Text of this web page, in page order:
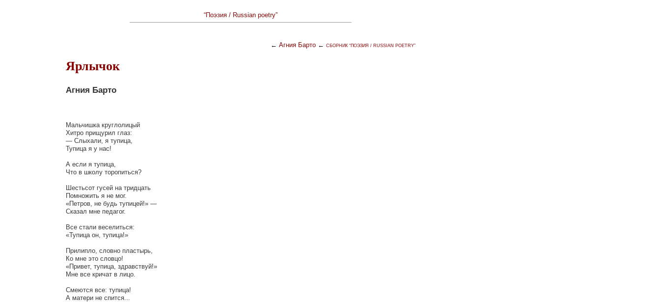
“Поэзия / Russian poetry”
← Агния Барто ← СБОРНИК “ПОЭЗИЯ / RUSSIAN POETRY”
Ярлычок
Агния Барто
Мальчишка круглолицый
Хитро прищурил глаз:
— Слыхали, я тупица,
Тупица я у нас!
А если я тупица,
Что в школу торопиться?
Шестьсот гусей на тридцать
Помножить я не мог.
«Петров, не будь тупицей!» —
Сказал мне педагог.
Все стали веселиться:
«Тупица он, тупица!»
Прилипло, словно пластырь,
Ко мне это словцо!
«Привет, тупица, здравствуй!»
Мне все кричат в лицо.
Смеются все: тупица!
А матери не спится...